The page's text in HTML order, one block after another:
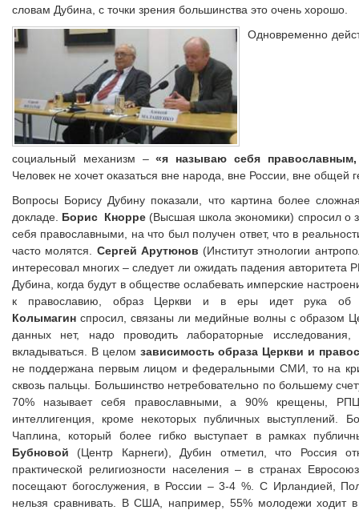
словам Дубина, с точки зрения большинства это очень хорошо.
Одновременно
социальный механизм –«я называю себя
Человек не хочет оказаться вне народа, вне России, вне общей
Вопросы Борису Дубину показали, что картина более
докладе. Борис Кнорре (Высшая школа экономики) спросил о
себя православными, на что был получен ответ, что в
часто молятся. Сергей Арутюнов (Институт этнологии
интересовал многих – следует ли ожидать падения
Дубина, когда будут в обществе ослабевать имперские
к православию, образ Церкви и в еры идет рука об
Колымагин спросил, связаны ли медийные волны с образом
данных нет, надо проводить лабораторные
вкладываться. В целом зависимость образа Церкви и
не поддержана первым лицом и федеральными СМИ, то на
сквозь пальцы. Большинство нетребовательно по большему
70% называет себя православными, а 90% крещены,
интеллигенция, кроме некоторых публичных выступлений.
Чаплина, который более гибко выступает в рамках
Бубновой (Центр Карнеги), Дубин отметил, что Россия
практической религиозности населения – в странах
посещают богослужения, в России – 3-4 %. С Ирландией,
нельзя сравнивать. В США, например, 55% молодежи